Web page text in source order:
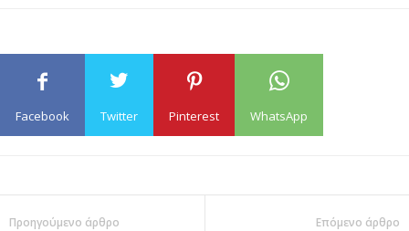
Facebook Twitter Pinterest WhatsApp
Προηγούμενο άρθρο Επόμενο άρθρο